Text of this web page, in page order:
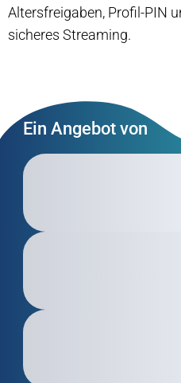
Altersfreigaben, Profil-PIN
sicheres Streaming.
Ein Angebot von